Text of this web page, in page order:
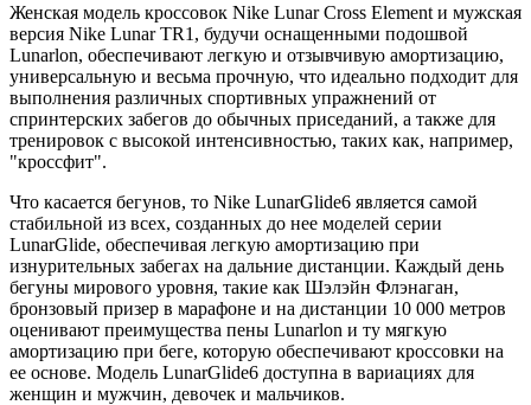
Женская модель кроссовок Nike Lunar Cross Element и мужская
версия Nike Lunar TR1, будучи оснащенными подошвой
Lunarlon, обеспечивают легкую и отзывчивую амортизацию,
универсальную и весьма прочную, что идеально подходит для
выполнения различных спортивных упражнений от
спринтерских забегов до обычных приседаний, а также для
тренировок с высокой интенсивностью, таких как, например,
"кроссфит".
Что касается бегунов, то Nike LunarGlide6 является самой
стабильной из всех, созданных до нее моделей серии
LunarGlide, обеспечивая легкую амортизацию при
изнурительных забегах на дальние дистанции. Каждый день
бегуны мирового уровня, такие как Шэлэйн Флэнаган,
бронзовый призер в марафоне и на дистанции 10 000 метров
оценивают преимущества пены Lunarlon и ту мягкую
амортизацию при беге, которую обеспечивают кроссовки на
ее основе. Модель LunarGlide6 доступна в вариациях для
женщин и мужчин, девочек и мальчиков.